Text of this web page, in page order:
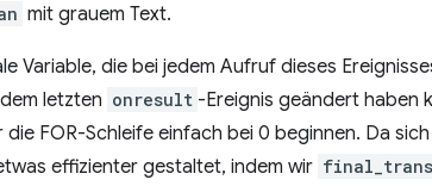
mit grauem Text.
Variable, die bei jedem Aufruf dieses
letzten onresult -Ereignis geändert haben
die FOR-Schleife einfach bei 0 beginnen. Da
effizienter gestaltet, indem wir